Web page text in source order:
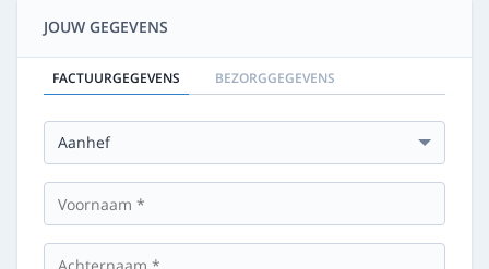
JOUW GEGEVENS
FACTUURGEGEVENS BEZORGGEGEVENS